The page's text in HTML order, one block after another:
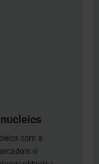
com a
o